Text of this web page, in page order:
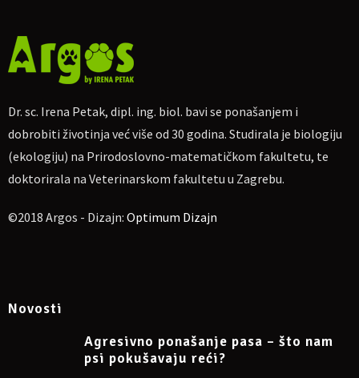
Dr. sc. Irena Petak, dipl. ing. biol. bavi se ponašanjem i
dobrobiti životinja već više od 30 godina. Studirala je biologiju
(ekologiju) na Prirodoslovno-matematičkom fakultetu, te
doktorirala na Veterinarskom fakultetu u Zagrebu.
©2018 Argos - Dizajn: Optimum Dizajn
Novosti
Agresivno ponašanje pasa – što nam
psi pokušavaju reći?